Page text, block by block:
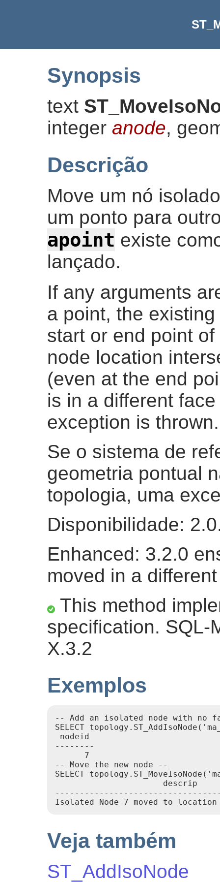
Synopsis
text
integer anode,
Descrição
Move um nó
um ponto para
apoint existe
lançado.
If any arguments
a point, the
start or end point
node location
(even at the end
is in a different
exception is thrown.
Se o sistema de
geometria pontual
topologia, uma
Disponibilidade:
Enhanced: 3.2.0
moved in a
This method
specification. SQL-
X.3.2
Exemplos
-- Add an isolated node with no
SELECT
nodeid
--------
      7
-- Move the new node --
SELECT
                      descrip
Isolated Node 7 moved to location
Veja também
ST_AddIsoNode